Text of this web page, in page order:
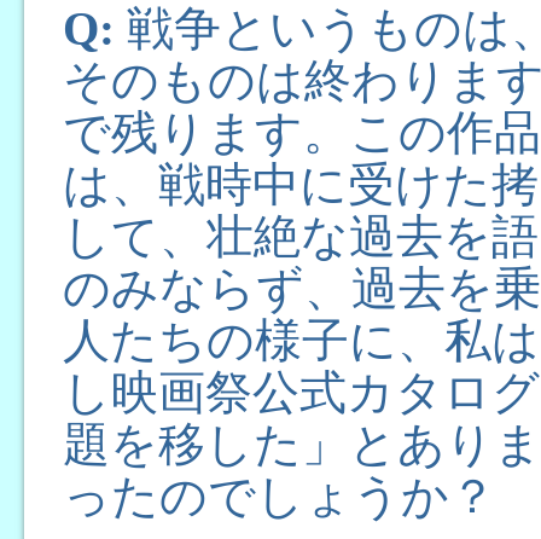
Q: 戦争というものは
そのものは終わりま
で残ります。この作
は、戦時中に受けた
して、壮絶な過去を
のみならず、過去を
人たちの様子に、私
し映画祭公式カタロ
題を移した」とあり
ったのでしょうか？